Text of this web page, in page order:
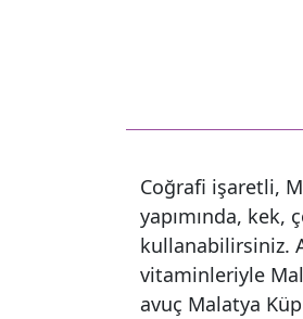
Coğrafi işaretli,
yapımında, kek,
kullanabilirsiniz.
vitaminleriyle
avuç Malatya